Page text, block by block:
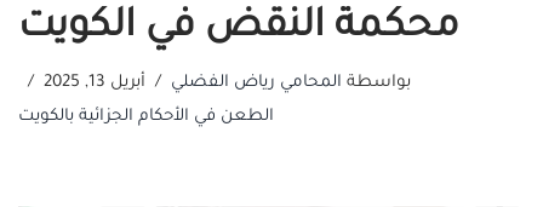
محكمة النقض في الكويت
بواسطة المحامي رياض الفضلي
أبريل 13, 2025
الطعن في الأحكام الجزائية بالكويت